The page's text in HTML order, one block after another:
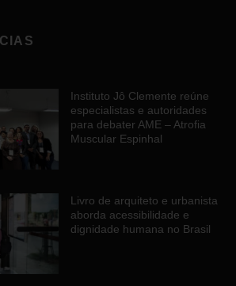
Instituto Jô Clemente reúne
especialistas e autoridades
para debater AME – Atrofia
Muscular Espinhal
Livro de arquiteto e urbanista
aborda acessibilidade e
dignidade humana no Brasil